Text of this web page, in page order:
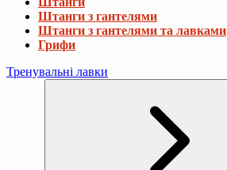
Штанги з гантелями
Штанги з гантелями та лавками
Грифи
Тренувальні лавки